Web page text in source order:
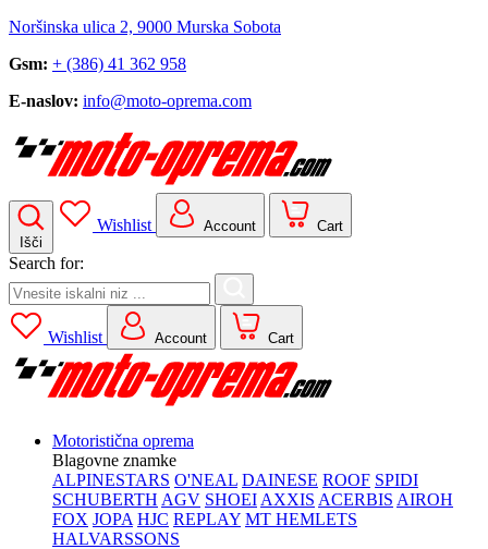
Noršinska ulica 2, 9000 Murska Sobota
Gsm: + (386) 41 362 958
E-naslov: info@moto-oprema.com
Išči
Wishlist Account Cart
Search for:
Wishlist Account Cart
Motoristična oprema
Blagovne znamke
ALPINESTARS O'NEAL DAINESE ROOF SPIDI
SCHUBERTH AGV SHOEI AXXIS ACERBIS AIROH
FOX JOPA HJC REPLAY MT HEMLETS
HALVARSSONS